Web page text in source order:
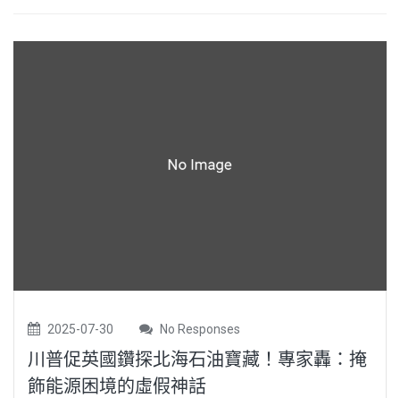
2025-07-30 No Responses
川普促英國鑽探北海石油寶藏！專家轟：掩
飾能源困境的虛假神話